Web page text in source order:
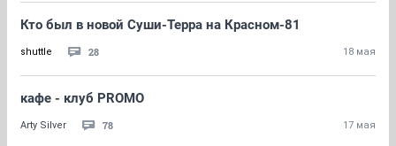
Кто был в новой Суши-Терра на Красном-81
shuttle 28 18 мая
кафе - клуб PROMO
Arty Silver 78 17 мая